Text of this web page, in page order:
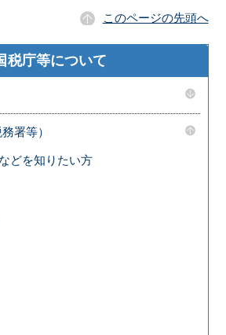
このページの先頭へ
税庁等について
署等）
どを知りたい方